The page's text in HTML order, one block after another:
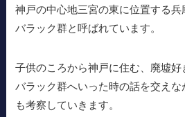
神戸の中心地三宮の東に位置する
バラック群と呼ばれています。
子供のころから神戸に住む、廃墟
バラック群へいった時の話を交え
も考察していきます。